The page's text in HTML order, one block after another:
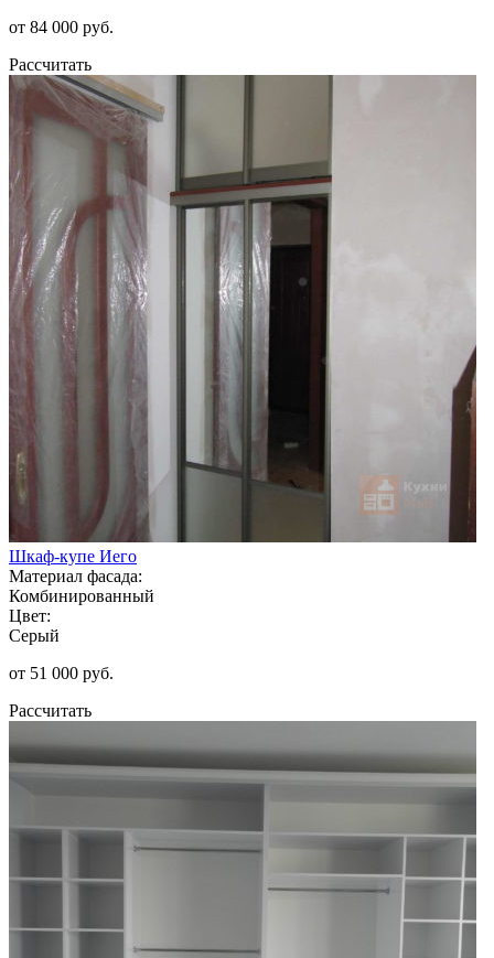
от 84 000 руб.
Рассчитать
Шкаф-купе Иего
Материал фасада:
Комбинированный
Цвет:
Серый
от 51 000 руб.
Рассчитать